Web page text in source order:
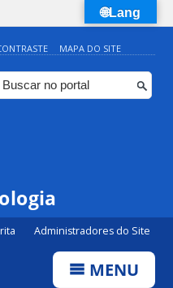
Simplifique!
Comunica BR
Participe
MAPA DO SITE
Administradores do Site
MENU
🌐Lang